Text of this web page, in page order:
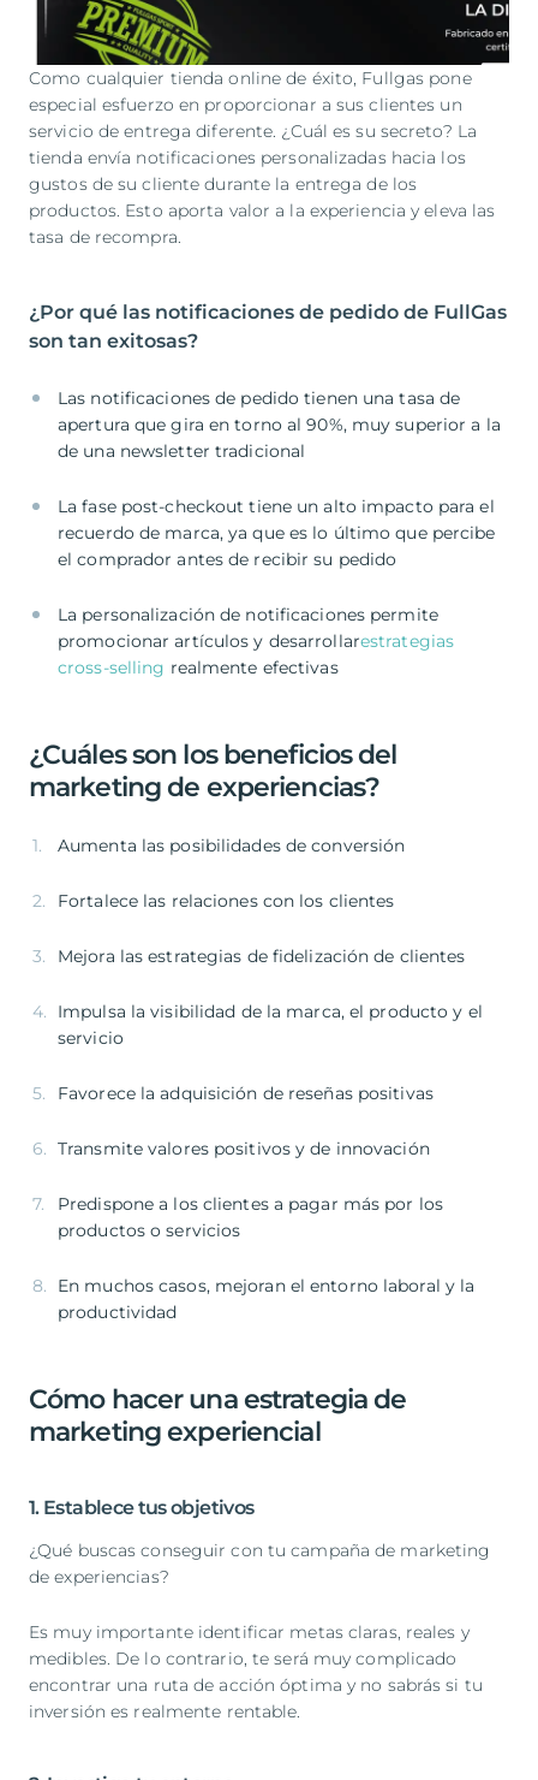
Como cualquier tienda online de éxito, Fullgas pone
especial esfuerzo en proporcionar a sus clientes un
servicio de entrega diferente. ¿Cuál es su secreto? La
tienda envía notificaciones personalizadas hacia los
gustos de su cliente durante la entrega de los
productos. Esto aporta valor a la experiencia y eleva las
tasa de recompra.
¿Por qué las notificaciones de pedido de FullGas
son tan exitosas?
Las notificaciones de pedido tienen una tasa de
apertura que gira en torno al 90%, muy superior a la
de una newsletter tradicional
La fase post-checkout tiene un alto impacto para el
recuerdo de marca, ya que es lo último que percibe
el comprador antes de recibir su pedido
La personalización de notificaciones permite
promocionar artículos y desarrollarestrategias
cross-selling realmente efectivas
¿Cuáles son los beneficios del
marketing de experiencias?
Aumenta las posibilidades de conversión
Fortalece las relaciones con los clientes
Mejora las estrategias de fidelización de clientes
Impulsa la visibilidad de la marca, el producto y el
servicio
Favorece la adquisición de reseñas positivas
Transmite valores positivos y de innovación
Predispone a los clientes a pagar más por los
productos o servicios
En muchos casos, mejoran el entorno laboral y la
productividad
Cómo hacer una estrategia de
marketing experiencial
1. Establece tus objetivos
¿Qué buscas conseguir con tu campaña de marketing
de experiencias?
Es muy importante identificar metas claras, reales y
medibles. De lo contrario, te será muy complicado
encontrar una ruta de acción óptima y no sabrás si tu
inversión es realmente rentable.